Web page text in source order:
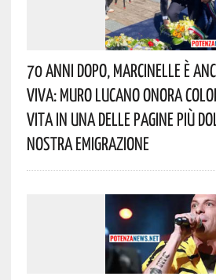
70 Anni Dopo, Marcinelle È
Viva: Muro Lucano Onora
Vita In Una Delle Pagine Più
Nostra Emigrazione